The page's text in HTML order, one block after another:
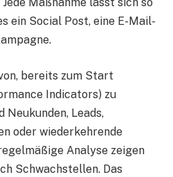
ein Social Post, eine E-Mail-
bereits zum Start
Indicators) zu
Neukunden, Leads,
oder wiederkehrende
Analyse zeigen
Schwachstellen. Das